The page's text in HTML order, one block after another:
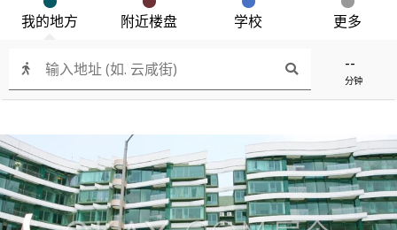
--
分钟
我的地方 附近楼盘 学校 更多